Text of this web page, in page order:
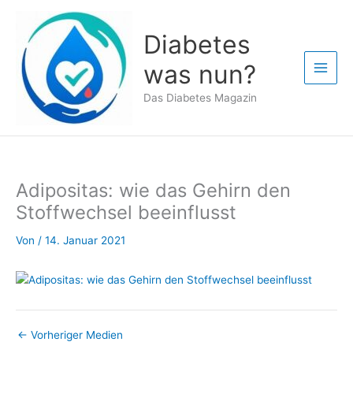
springen
Diabetes
was nun?
Das Diabetes Magazin
Adipositas: wie das Gehirn den
Stoffwechsel beeinflusst
Von / 14. Januar 2021
← Vorheriger Medien